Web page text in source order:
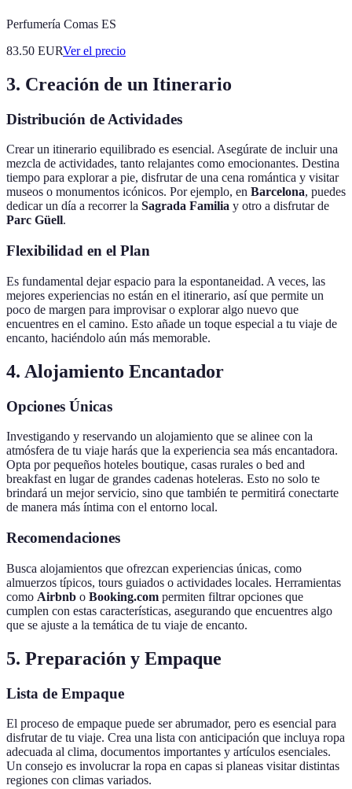
Perfumería Comas ES
83.50 EURVer el precio
3. Creación de un Itinerario
Distribución de Actividades
Crear un itinerario equilibrado es esencial. Asegúrate de incluir una
mezcla de actividades, tanto relajantes como emocionantes. Destina
tiempo para explorar a pie, disfrutar de una cena romántica y visitar
museos o monumentos icónicos. Por ejemplo, en Barcelona, puedes
dedicar un día a recorrer la Sagrada Familia y otro a disfrutar de
Parc Güell.
Flexibilidad en el Plan
Es fundamental dejar espacio para la espontaneidad. A veces, las
mejores experiencias no están en el itinerario, así que permite un
poco de margen para improvisar o explorar algo nuevo que
encuentres en el camino. Esto añade un toque especial a tu viaje de
encanto, haciéndolo aún más memorable.
4. Alojamiento Encantador
Opciones Únicas
Investigando y reservando un alojamiento que se alinee con la
atmósfera de tu viaje harás que la experiencia sea más encantadora.
Opta por pequeños hoteles boutique, casas rurales o bed and
breakfast en lugar de grandes cadenas hoteleras. Esto no solo te
brindará un mejor servicio, sino que también te permitirá conectarte
de manera más íntima con el entorno local.
Recomendaciones
Busca alojamientos que ofrezcan experiencias únicas, como
almuerzos típicos, tours guiados o actividades locales. Herramientas
como Airbnb o Booking.com permiten filtrar opciones que
cumplen con estas características, asegurando que encuentres algo
que se ajuste a la temática de tu viaje de encanto.
5. Preparación y Empaque
Lista de Empaque
El proceso de empaque puede ser abrumador, pero es esencial para
disfrutar de tu viaje. Crea una lista con anticipación que incluya ropa
adecuada al clima, documentos importantes y artículos esenciales.
Un consejo es involucrar la ropa en capas si planeas visitar distintas
regiones con climas variados.